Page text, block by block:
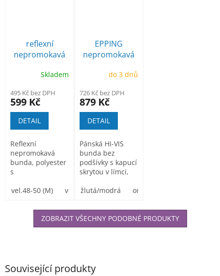
Související produkty
reflexní
nepromokavá
Skladem
495 Kč bez DPH
599 Kč
DETAIL
Reflexní
nepromokavá
bunda, polyester
s
vrstvou
kapuce v...
vel.48-50 (M) vel.52-54 (L) vel.56-58 (XL)
EPPING
nepromokavá
do 3 dnů
726 Kč bez DPH
879 Kč
DETAIL
Pánská HI-VIS
bunda bez
podšívky s kapucí
skrytou v límci,
vysoká...
žlutá/modrá oranžová/modrá
ZOBRAZIT VŠECHNY PODOBNÉ PRODUKTY